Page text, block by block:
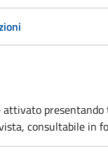
attivato
consultabile in